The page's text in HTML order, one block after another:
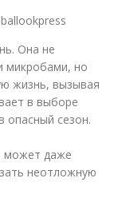
Она не
микробами, но
жизнь, вызывая
в выборе
опасный сезон.
может даже
неотложную